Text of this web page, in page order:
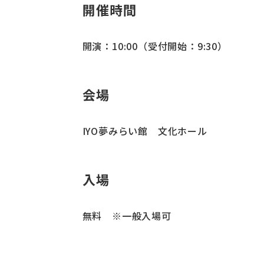
開催時間
開演：10:00（受付開始：9:30）
会場
IYO夢みらい館 文化ホール
入場
無料 ※一般入場可